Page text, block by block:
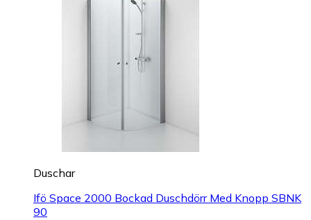
Duschar
Ifö Space 2000 Bockad Duschdörr Med Knopp SBNK
90